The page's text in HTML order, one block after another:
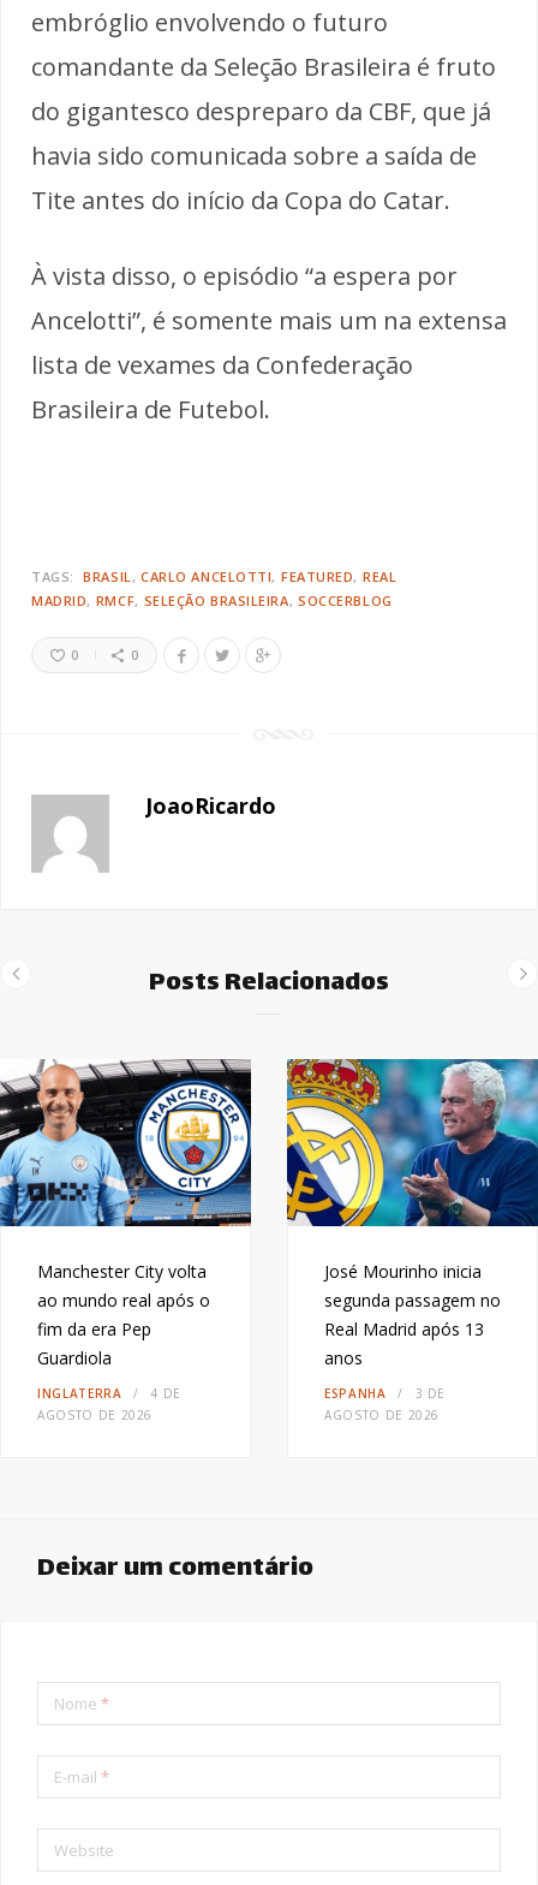
embróglio envolvendo o futuro
comandante da Seleção Brasileira é fruto
do gigantesco despreparo da CBF, que já
havia sido comunicada sobre a saída de
Tite antes do início da Copa do Catar.
À vista disso, o episódio “a espera por
Ancelotti”, é somente mais um na extensa
lista de vexames da Confederação
Brasileira de Futebol.
TAGS: BRASIL CARLO ANCELOTTI FEATURED REAL
MADRID RMCF SELEÇÃO BRASILEIRA SOCCERBLOG
0 0
JoaoRicardo
Posts Relacionados
Manchester City volta
ao mundo real após o
fim da era Pep
Guardiola
INGLATERRA
4 DE
AGOSTO DE 2026
José Mourinho inicia
segunda passagem no
Real Madrid após 13
anos
ESPANHA
3 DE
AGOSTO DE 2026
Deixar um comentário
Nome *
E-mail *
Website